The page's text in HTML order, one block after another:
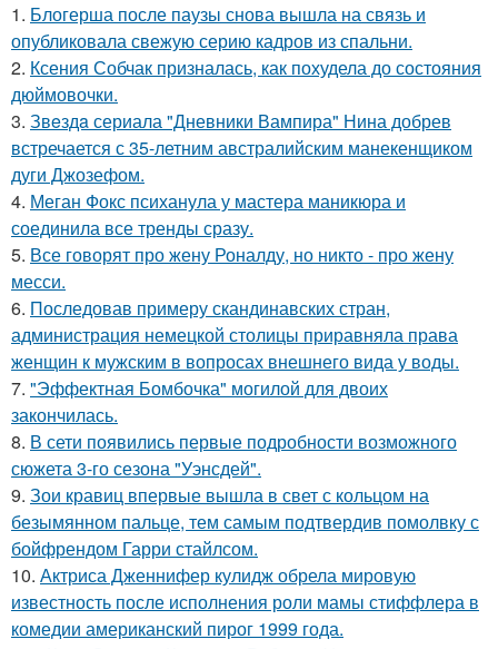
1. Блогерша после паузы снова вышла на связь и
опубликовала свежую серию кадров из спальни.
2. Ксения Собчак призналась, как похудела до состояния
дюймовочки.
3. Звeздa сериала "Дневники Вампира" Нина добрев
встречается с 35-летним австралийским манекенщиком
дуги Джозефом.
4. Меган Фокс психанула у мастера маникюра и
соединила все тренды сразу.
5. Все говорят про жену Роналду, но никто - про жену
месси.
6. Последовав примеру скандинавских стран,
администрация немецкой столицы приравняла права
женщин к мужским в вопросах внешнего вида у воды.
7. "Эффектная Бомбочка" могилой для двоих
закончилась.
8. В сети появились первые подробности возможного
сюжета 3-го сезона "Уэнсдей".
9. Зои кравиц впервые вышла в свет с кольцом на
безымянном пальце, тем самым подтвердив помолвку с
бойфрендом Гарри стайлсом.
10. Актриса Дженнифер кулидж обрела мировую
известность после исполнения роли мамы стиффлера в
комедии американский пирог 1999 года.